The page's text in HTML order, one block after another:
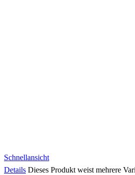
Schnellansicht
Details Dieses Produkt weist mehrere